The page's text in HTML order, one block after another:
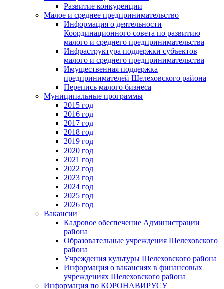
Развитие конкуренции
Малое и среднее предпринимательство
Информация о деятельности
Координационного совета по развитию
малого и среднего предпринимательства
Инфраструктура поддержки субъектов
малого и среднего предпринимательства
Имущественная поддержка
предпринимателей Шелеховского района
Перепись малого бизнеса
Муниципальные программы
2015 год
2016 год
2017 год
2018 год
2019 год
2020 год
2021 год
2022 год
2023 год
2024 год
2025 год
2026 год
Вакансии
Кадровое обеспечение Администрации
района
Образовательные учреждения Шелеховского
района
Учреждения культуры Шелеховского района
Информация о вакансиях в финансовых
учреждениях Шелеховского района
Информация по КОРОНАВИРУСУ